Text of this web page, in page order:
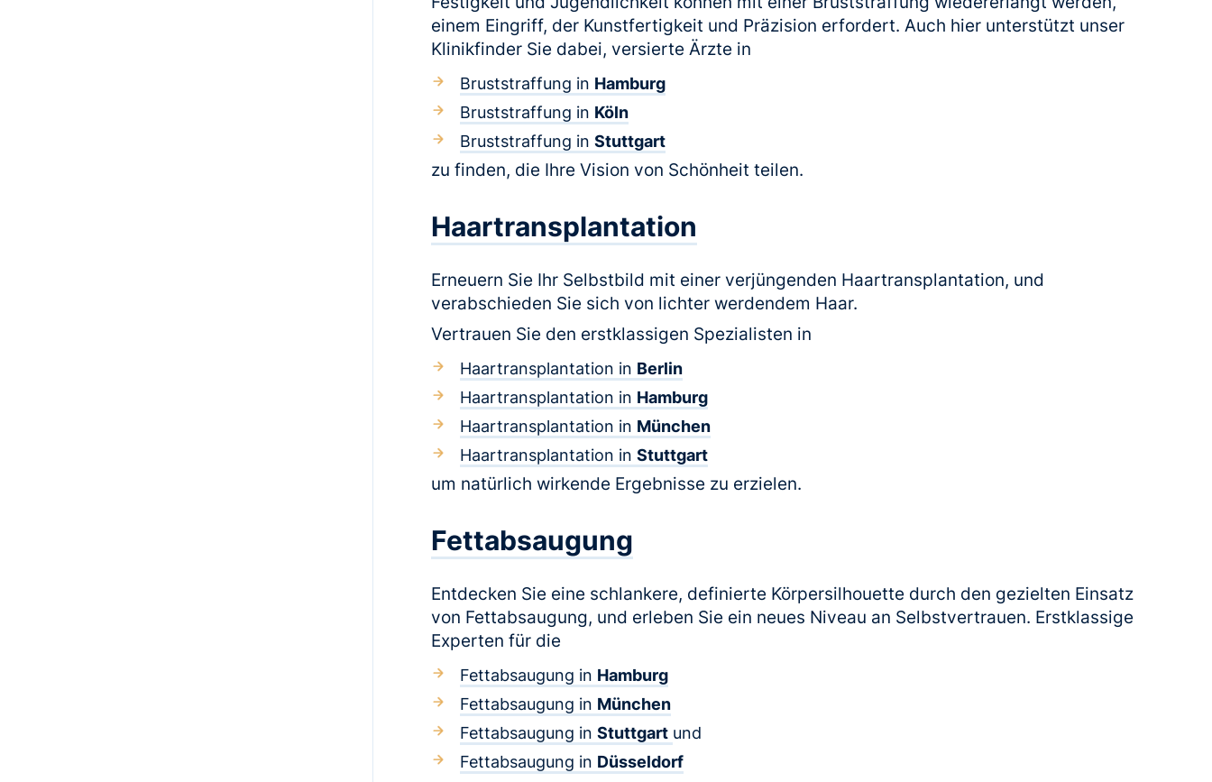
einem Eingriff, der Kunstfertigkeit und Präzision erfordert. Auch hier unterstützt unser
Klinikfinder Sie dabei, versierte Ärzte in
Bruststraffung in Hamburg
Bruststraffung in Köln
Bruststraffung in Stuttgart
zu finden, die Ihre Vision von Schönheit teilen.
Haartransplantation
Erneuern Sie Ihr Selbstbild mit einer verjüngenden Haartransplantation, und
verabschieden Sie sich von lichter werdendem Haar.
Vertrauen Sie den erstklassigen Spezialisten in
Haartransplantation in Berlin
Haartransplantation in Hamburg
Haartransplantation in München
Haartransplantation in Stuttgart
um natürlich wirkende Ergebnisse zu erzielen.
Fettabsaugung
Entdecken Sie eine schlankere, definierte Körpersilhouette durch den gezielten Einsatz
von Fettabsaugung, und erleben Sie ein neues Niveau an Selbstvertrauen. Erstklassige
Experten für die
Fettabsaugung in Hamburg
Fettabsaugung in München
Fettabsaugung in Stuttgart und
Fettabsaugung in Düsseldorf